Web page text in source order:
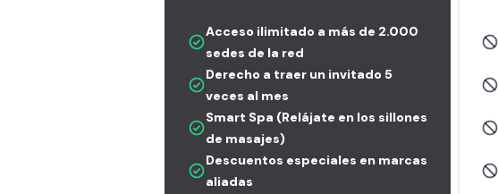
Acceso ilimitado a más de 2.000
sedes de la red
Derecho a traer un invitado 5
veces al mes
Smart Spa (Relájate en los sillones
de masajes)
Descuentos especiales en marcas
aliadas